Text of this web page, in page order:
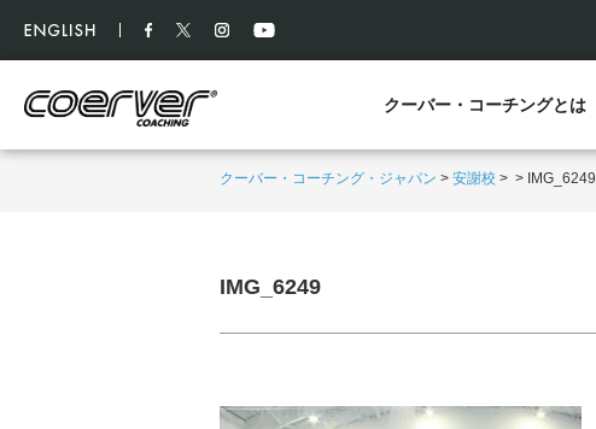
クーバー・コーチングとは
クーバー・コーチング・ジャパン > 安謝校 > > IMG_6249
IMG_6249